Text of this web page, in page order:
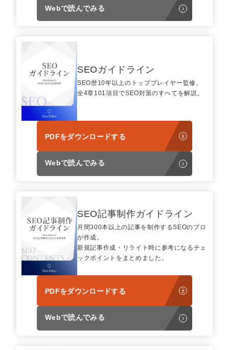
Webで読んでみる
SEOガイドライン
SEO歴10年以上のトッププレイヤー監修。
全4章101項目でSEO対策のすべてを解説。
PDFをダウンロードする
Webで読んでみる
SEO記事制作ガイドライン
月間300本以上の記事を制作するSEOのプロ
が作成。
新規記事作成・リライト時に参考になるチェ
ックポイントをまとめました。
PDFをダウンロードする
Webで読んでみる